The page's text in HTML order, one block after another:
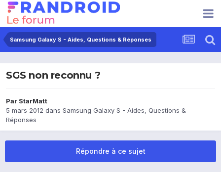
Samsung Galaxy S - Aides, Questions & Réponses
SGS non reconnu ?
Par StarMatt
5 mars 2012 dans Samsung Galaxy S - Aides, Questions &
Réponses
Répondre à ce sujet